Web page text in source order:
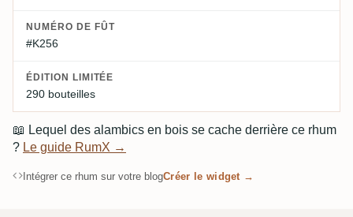
NUMÉRO DE FÛT
#K256
ÉDITION LIMITÉE
290 bouteilles
📖 Lequel des alambics en bois se cache derrière ce rhum
? Le guide RumX →
Intégrer ce rhum sur votre blogCréer le widget →